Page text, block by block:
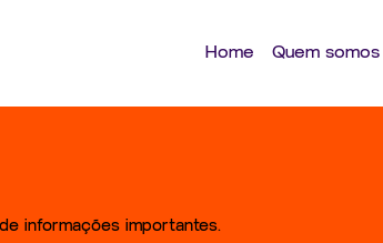
Home Quem somos
informações importantes.